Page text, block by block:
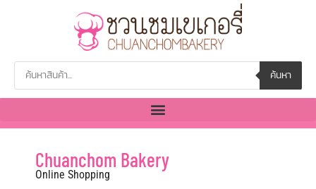
ค้นหา
Chuanchom Bakery
Online Shopping